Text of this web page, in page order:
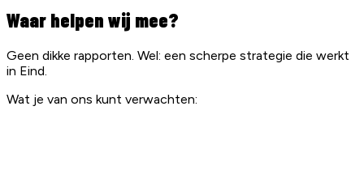
Waar helpen wij mee?
Geen dikke rapporten. Wel: een scherpe strategie die werkt
in Eind.
Wat je van ons kunt verwachten: